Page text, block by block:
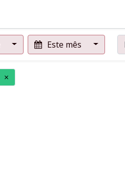
Este mês
×